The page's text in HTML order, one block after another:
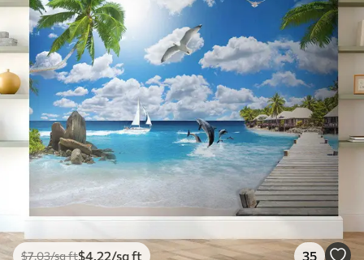
$7.03/sq ft$4 .22/sq ft 35